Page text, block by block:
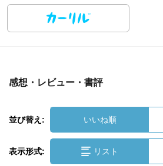
感想・レビュー・書評
並び替え: いいね順
表示形式: リスト